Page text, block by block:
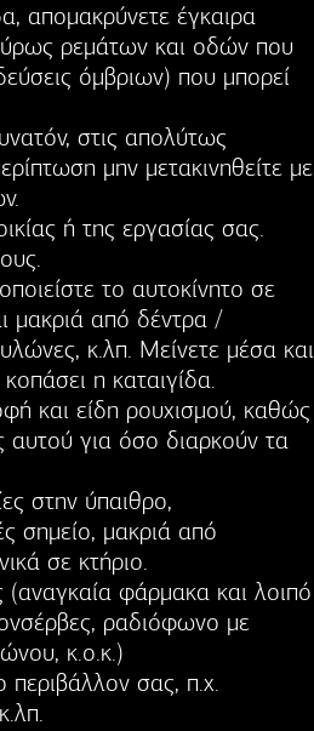
απομακρύνετε έγκαιρα
ρεμάτων και οδών που
όμβριων) που μπορεί
στις απολύτως
μην μετακινηθείτε με
ή της εργασίας σας.
το αυτοκίνητο σε
μακριά από δέντρα /
κ.λπ. Μείνετε μέσα και
η καταιγίδα.
και είδη ρουχισμού, καθώς
αυτού για όσο διαρκούν τα
στην ύπαιθρο,
σημείο, μακριά από
σε κτήριο.
φάρμακα και λοιπό
ραδιόφωνο με
κ.ο.κ.)
περιβάλλον σας, π.χ.